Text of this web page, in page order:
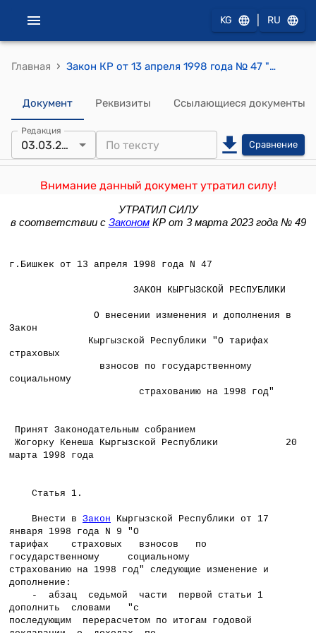
KG RU
Главная › Закон КР от 13 апреля 1998 года № 47 "О внесении изменения и дополнения в Закон Кыргызской Республики "О тарифах страховых взносов по государственному социальному страхованию на 1998 год"
Документ Реквизиты Ссылающиеся документы
Редакция
03.03.2023 Сравнение
Внимание данный документ утратил силу!